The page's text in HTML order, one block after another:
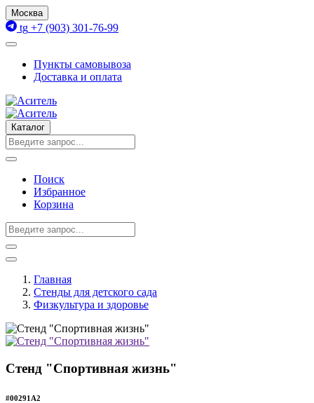
Москва
tg +7 (903) 301-76-99
Пункты самовывоза
Доставка и оплата
Каталог
Поиск
Избранное
Корзина
Главная
Стенды для детского сада
Физкультура и здоровье
Стенд "Спортивная жизнь"
#00291А2